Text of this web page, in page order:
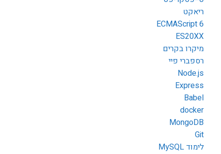
ריאקט
ECMAScript 6
ES20XX
מיקרו בקרים
רספברי פיי
Node.js
Express
Babel
docker
MongoDB
Git
לימוד MySQL